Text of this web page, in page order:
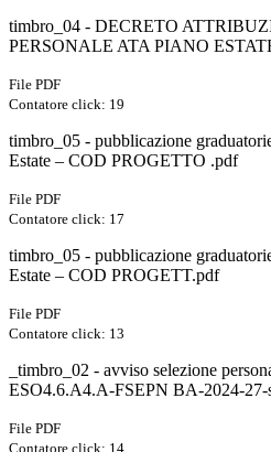
timbro_04 - DECRETO
PERSONALE ATA PIANO
File PDF
Contatore click: 19
timbro_05 - pubblicazione
Estate – COD PROGETTO .pdf
File PDF
Contatore click: 17
timbro_05 - pubblicazione
Estate – COD PROGETT.pdf
File PDF
Contatore click: 13
_timbro_02 - avviso selezione
ESO4.6.A4.A-FSEPN BA-2024-27-
File PDF
Contatore click: 14